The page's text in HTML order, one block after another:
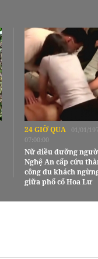
24 GIỜ QUA
01/01/
07:00:00
Nữ điều dưỡng
Nghệ An cấp cứu
công du khách
giữa phố cổ Hoa Lư